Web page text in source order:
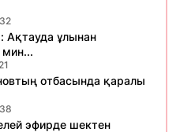
Ақтауда ұлынан
отбасында қаралы
эфирде шектен